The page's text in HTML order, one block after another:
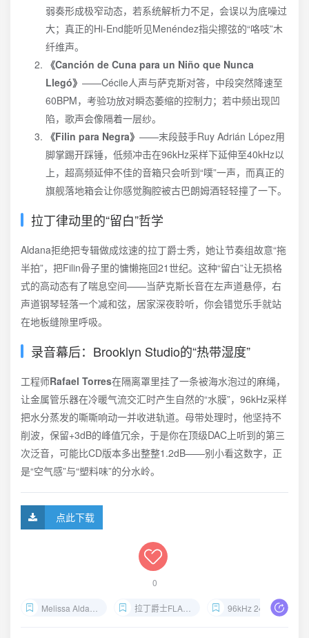
弱奏形成极窄动态，若系统解析力不足，会误以为底噪过
大；真正的Hi-End能听见Menéndez指尖擦弦的“咯吱”木
纤维声。
《Canción de Cuna para un Niño que Nunca
Llegó》 ——Cécile人声与萨克斯对答，中段突然降速至
60BPM，考验功放对瞬态萎缩的控制力；若中频出现凹
陷，歌声会像隔着一层纱。
《Filin para Negra》 ——末段鼓手Ruy Adrián López用
脚掌踢开踩锤，低频冲击在96kHz采样下延伸至40kHz以
上，超高频延伸不佳的音箱只会听到“噗”一声，而真正的
旗舰落地箱会让你感觉胸腔被古巴朗姆酒轻轻撞了一下。
拉丁律动里的“留白”哲学
Aldana拒绝把专辑做成炫速的拉丁爵士秀，她让节奏组故意“拖
半拍”，把Filin骨子里的慵懒拖回21世纪。这种“留白”让无损格
式的高动态有了喘息空间——当萨克斯长音在左声道悬停，右
声道钢琴轻落一个减和弦，居家深夜聆听，你会错觉乐手就站
在地板缝隙里呼吸。
录音幕后：Brooklyn Studio的“热带湿度”
工程师Rafael Torres在隔离罩里挂了一条被海水泡过的麻绳，
让金属管乐器在冷暖气流交汇时产生自然的“水膜”，96kHz采样
把水分蒸发的嘶嘶响动一并收进轨道。母带处理时，他坚持不
削波，保留+3dB的峰值冗余，于是你在顶级DAC上听到的第三
次泛音，可能比CD版本多出整整1.2dB——别小看这数字，正
是“空气感”与“塑料味”的分水岭。
点此下载
0
Melissa Aldana Filin Hi-Res下载 拉丁爵士FLAC无损试音 96kHz 24bit爵士网盘